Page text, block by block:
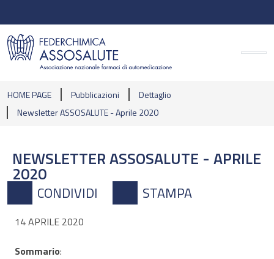
HOME PAGE Pubblicazioni
Dettaglio
Newsletter ASSOSALUTE - Aprile 2020
NEWSLETTER ASSOSALUTE - APRILE
2020
CONDIVIDI STAMPA
14 APRILE 2020
Sommario: